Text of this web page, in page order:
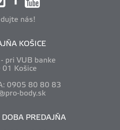
nás!
KOŠICE
pri VUB banke
01 Košice
0905 80 80 83
body.sk
DOBA PREDAJŇA